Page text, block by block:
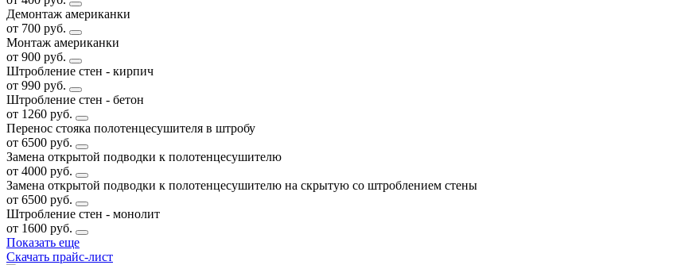
Демонтаж американки
от 700 руб.
Монтаж американки
от 900 руб.
Штробление стен - кирпич
от 990 руб.
Штробление стен - бетон
от 1260 руб.
Перенос стояка полотенцесушителя в штробу
от 6500 руб.
Замена открытой подводки к полотенцесушителю
от 4000 руб.
Замена открытой подводки к полотенцесушителю на скрытую со штроблением стены
от 6500 руб.
Штробление стен - монолит
от 1600 руб.
Показать еще
Скачать прайс-лист